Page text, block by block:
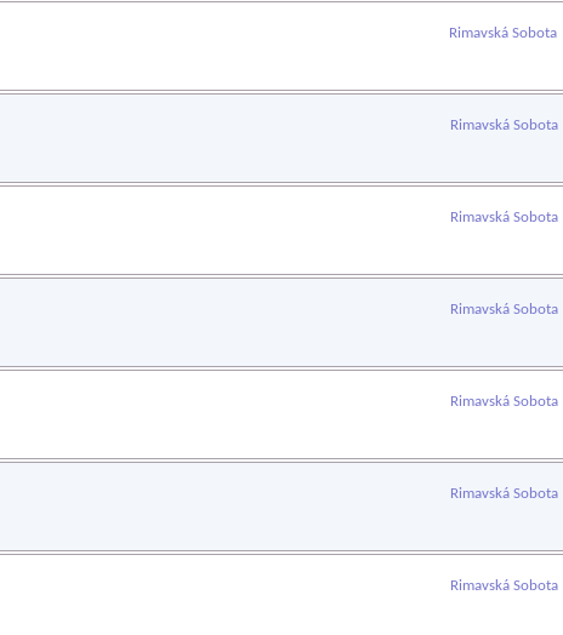
Rimavská Sobota
Rimavská Sobota
Rimavská Sobota
Rimavská Sobota
Rimavská Sobota
Rimavská Sobota
Rimavská Sobota